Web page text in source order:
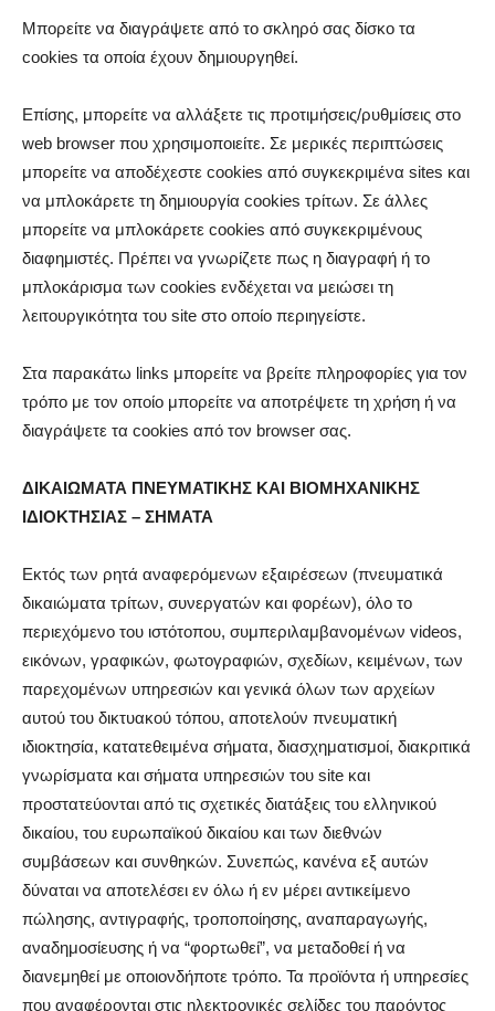
Μπορείτε να διαγράψετε από το σκληρό σας δίσκο τα
cookies τα οποία έχουν δημιουργηθεί.
Επίσης, μπορείτε να αλλάξετε τις προτιμήσεις/ρυθμίσεις στο
web browser που χρησιμοποιείτε. Σε μερικές περιπτώσεις
μπορείτε να αποδέχεστε cookies από συγκεκριμένα sites και
να μπλοκάρετε τη δημιουργία cookies τρίτων. Σε άλλες
μπορείτε να μπλοκάρετε cookies από συγκεκριμένους
διαφημιστές. Πρέπει να γνωρίζετε πως η διαγραφή ή το
μπλοκάρισμα των cookies ενδέχεται να μειώσει τη
λειτουργικότητα του site στο οποίο περιηγείστε.
Στα παρακάτω links μπορείτε να βρείτε πληροφορίες για τον
τρόπο με τον οποίο μπορείτε να αποτρέψετε τη χρήση ή να
διαγράψετε τα cookies από τον browser σας.
ΔΙΚΑΙΩΜΑΤΑ ΠΝΕΥΜΑΤΙΚΗΣ ΚΑΙ ΒΙΟΜΗΧΑΝΙΚΗΣ
ΙΔΙΟΚΤΗΣΙΑΣ – ΣΗΜΑΤΑ
Εκτός των ρητά αναφερόμενων εξαιρέσεων (πνευματικά
δικαιώματα τρίτων, συνεργατών και φορέων), όλο το
περιεχόμενο του ιστότοπου, συμπεριλαμβανομένων videos,
εικόνων, γραφικών, φωτογραφιών, σχεδίων, κειμένων, των
παρεχομένων υπηρεσιών και γενικά όλων των αρχείων
αυτού του δικτυακού τόπου, αποτελούν πνευματική
ιδιοκτησία, κατατεθειμένα σήματα, διασχηματισμοί, διακριτικά
γνωρίσματα και σήματα υπηρεσιών του site και
προστατεύονται από τις σχετικές διατάξεις του ελληνικού
δικαίου, του ευρωπαϊκού δικαίου και των διεθνών
συμβάσεων και συνθηκών. Συνεπώς, κανένα εξ αυτών
δύναται να αποτελέσει εν όλω ή εν μέρει αντικείμενο
πώλησης, αντιγραφής, τροποποίησης, αναπαραγωγής,
αναδημοσίευσης ή να “φορτωθεί”, να μεταδοθεί ή να
διανεμηθεί με οποιονδήποτε τρόπο. Τα προϊόντα ή υπηρεσίες
που αναφέρονται στις ηλεκτρονικές σελίδες του παρόντος